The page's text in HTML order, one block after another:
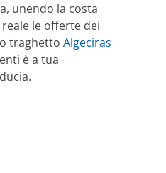
unendo la costa
le offerte dei
traghetto Algeciras
è a tua